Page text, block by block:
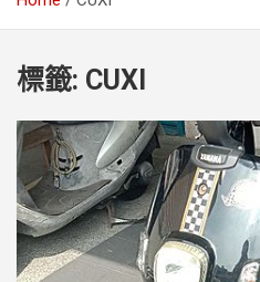
標籤: CUXI